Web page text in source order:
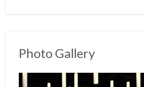
Photo Gallery